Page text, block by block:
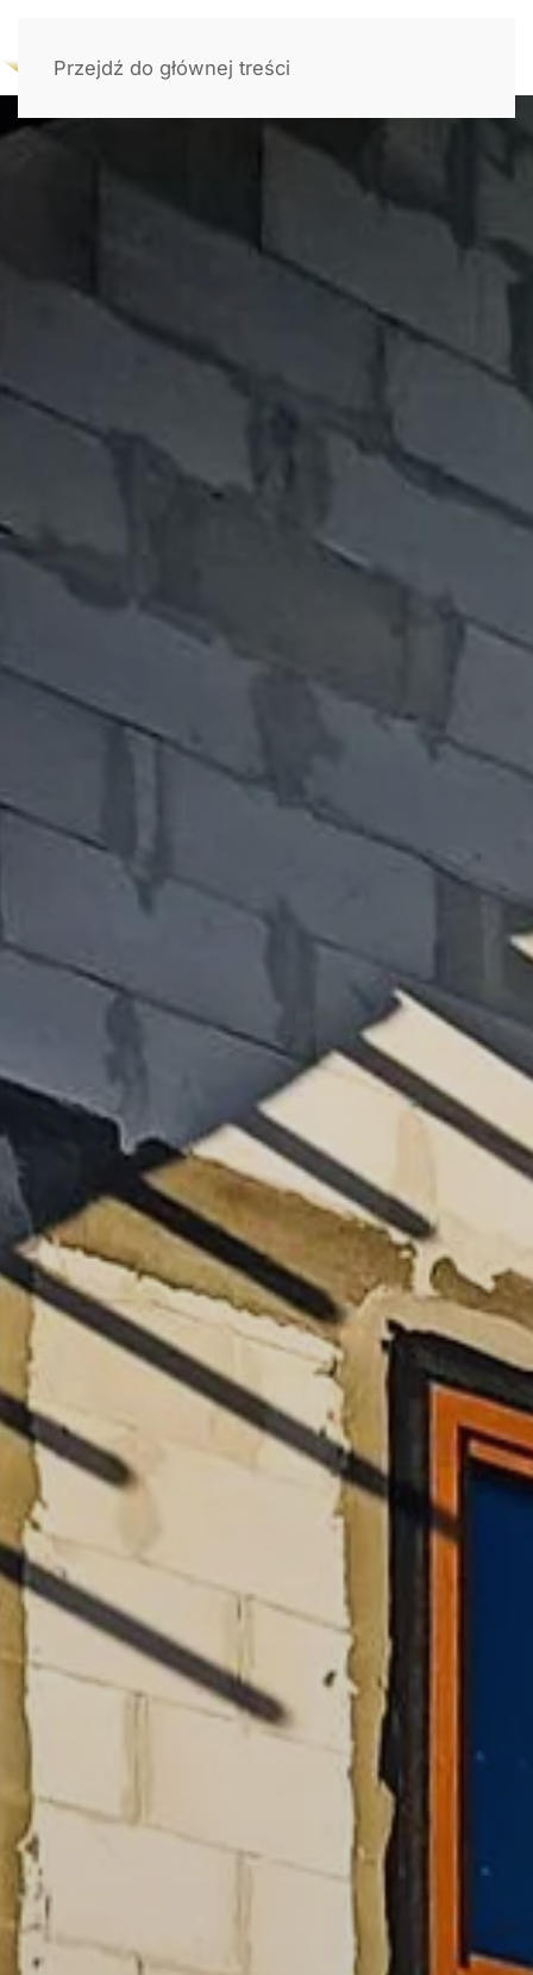
Przejdź do głównej treści